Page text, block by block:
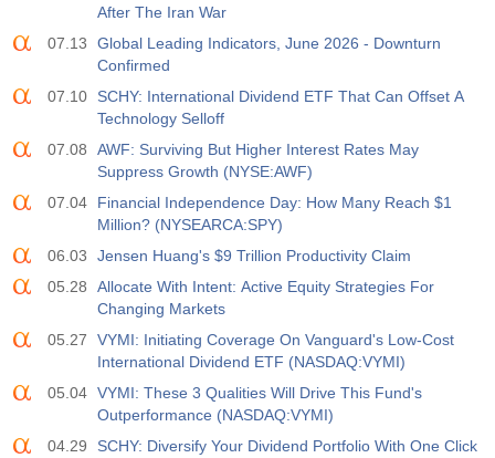
Erw
12:30
Erw
Erw
Vorh
17:00
USD
Baker Hughes US, Gesamtzahl der Ölförderanlagen
Erw
588
19:00
USD
Fed, Verbraucherkredite
Erw
$​11.44 B
$​-0.18 B
After The Iran War
07.13
Global Leading Indicators, June 2026 - Downturn
Confirmed
07.10
SCHY: International Dividend ETF That Can Offset A
Technology Selloff
07.08
AWF: Surviving But Higher Interest Rates May
Suppress Growth (NYSE:AWF)
07.04
Financial Independence Day: How Many Reach $1
Million? (NYSEARCA:SPY)
06.03
Jensen Huang's $9 Trillion Productivity Claim
05.28
Allocate With Intent: Active Equity Strategies For
Changing Markets
05.27
VYMI: Initiating Coverage On Vanguard's Low-Cost
International Dividend ETF (NASDAQ:VYMI)
05.04 VYMI: These 3 Qualities Will Drive This Fund's
Outperformance (NASDAQ:VYMI)
04.29
SCHY: Diversify Your Dividend Portfolio With One Click